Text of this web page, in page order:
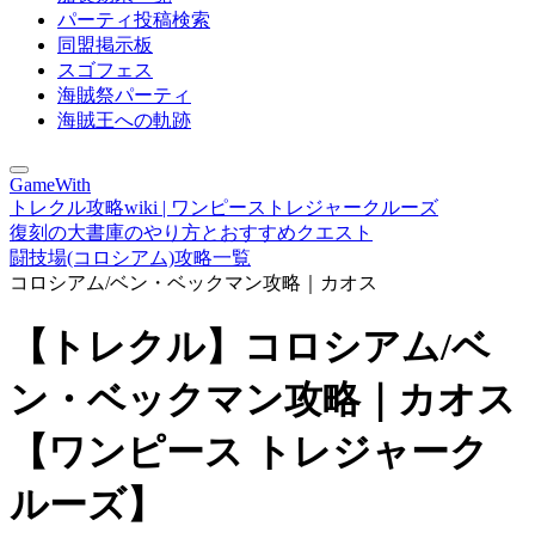
パーティ投稿検索
同盟掲示板
スゴフェス
海賊祭パーティ
海賊王への軌跡
GameWith
トレクル攻略wiki | ワンピーストレジャークルーズ
復刻の大書庫のやり方とおすすめクエスト
闘技場(コロシアム)攻略一覧
コロシアム/ベン・ベックマン攻略｜カオス
【トレクル】コロシアム/ベ
ン・ベックマン攻略｜カオス
【ワンピース トレジャーク
ルーズ】